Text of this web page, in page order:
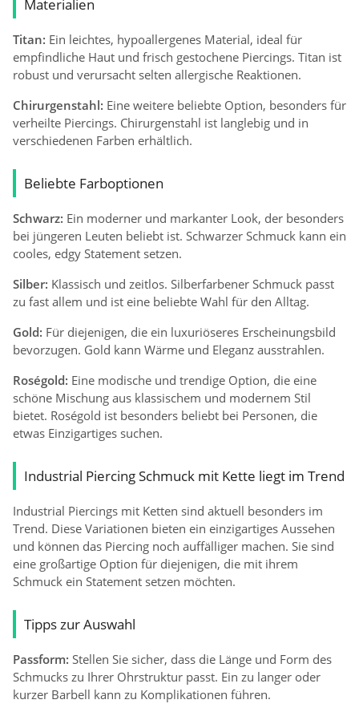
Materialien
Titan: Ein leichtes, hypoallergenes Material, ideal für
empfindliche Haut und frisch gestochene Piercings. Titan ist
robust und verursacht selten allergische Reaktionen.
Chirurgenstahl: Eine weitere beliebte Option, besonders für
verheilte Piercings. Chirurgenstahl ist langlebig und in
verschiedenen Farben erhältlich.
Beliebte Farboptionen
Schwarz: Ein moderner und markanter Look, der besonders
bei jüngeren Leuten beliebt ist. Schwarzer Schmuck kann ein
cooles, edgy Statement setzen.
Silber: Klassisch und zeitlos. Silberfarbener Schmuck passt
zu fast allem und ist eine beliebte Wahl für den Alltag.
Gold: Für diejenigen, die ein luxuriöseres Erscheinungsbild
bevorzugen. Gold kann Wärme und Eleganz ausstrahlen.
Roségold: Eine modische und trendige Option, die eine
schöne Mischung aus klassischem und modernem Stil
bietet. Roségold ist besonders beliebt bei Personen, die
etwas Einzigartiges suchen.
Industrial Piercing Schmuck mit Kette liegt im Trend
Industrial Piercings mit Ketten sind aktuell besonders im
Trend. Diese Variationen bieten ein einzigartiges Aussehen
und können das Piercing noch auffälliger machen. Sie sind
eine großartige Option für diejenigen, die mit ihrem
Schmuck ein Statement setzen möchten.
Tipps zur Auswahl
Passform: Stellen Sie sicher, dass die Länge und Form des
Schmucks zu Ihrer Ohrstruktur passt. Ein zu langer oder
kurzer Barbell kann zu Komplikationen führen.